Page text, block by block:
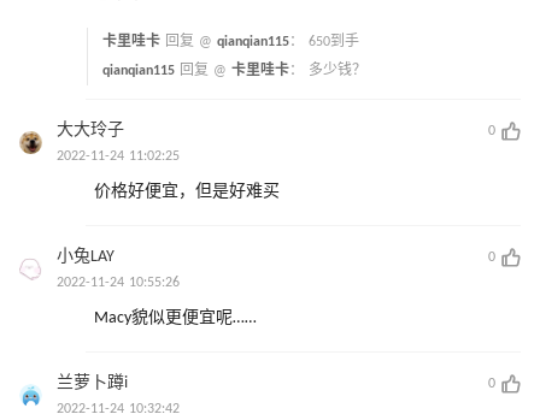
卡里哇卡 回复 @ qianqian115： 650到手
qianqian115 回复 @ 卡里哇卡： 多少钱？
大大玲子
0
2022-11-24 11:02:25
价格好便宜，但是好难买
小兔LAY
0
2022-11-24 10:55:26
Macy貌似更便宜呢……
兰萝卜蹲i
0
2022-11-24 10:32:42